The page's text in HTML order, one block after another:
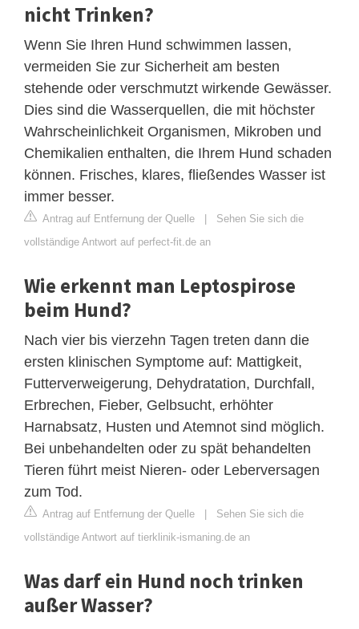
nicht Trinken?
Wenn Sie Ihren Hund schwimmen lassen,
vermeiden Sie zur Sicherheit am besten
stehende oder verschmutzt wirkende Gewässer.
Dies sind die Wasserquellen, die mit höchster
Wahrscheinlichkeit Organismen, Mikroben und
Chemikalien enthalten, die Ihrem Hund schaden
können. Frisches, klares, fließendes Wasser ist
immer besser.
Antrag auf Entfernung der Quelle | Sehen Sie sich die
vollständige Antwort auf perfect-fit.de an
Wie erkennt man Leptospirose
beim Hund?
Nach vier bis vierzehn Tagen treten dann die
ersten klinischen Symptome auf: Mattigkeit,
Futterverweigerung, Dehydratation, Durchfall,
Erbrechen, Fieber, Gelbsucht, erhöhter
Harnabsatz, Husten und Atemnot sind möglich.
Bei unbehandelten oder zu spät behandelten
Tieren führt meist Nieren- oder Leberversagen
zum Tod.
Antrag auf Entfernung der Quelle | Sehen Sie sich die
vollständige Antwort auf tierklinik-ismaning.de an
Was darf ein Hund noch trinken
außer Wasser?